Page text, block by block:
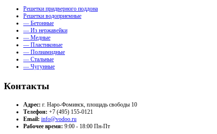
Решетки придверного поддона
Решетки водоприемные
— Бетонные
— Из нержавейки
— Медные
— Пластиковые
— Полиамидные
— Стальные
— Чугунные
Контакты
Адрес: г. Наро-Фоминск, площадь свободы 10
Телефон: +7 (495) 155-0121
Email: info@vodoo.ru
Рабочее время: 9:00 - 18:00 Пн-Пт